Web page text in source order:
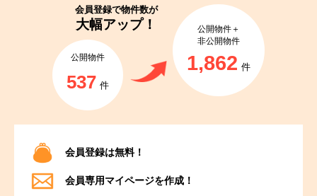
会員登録で物件数が
大幅アップ！
公開物件
537 件
公開物件＋
非公開物件
1,862 件
会員登録は無料！
会員専用マイページを作成！